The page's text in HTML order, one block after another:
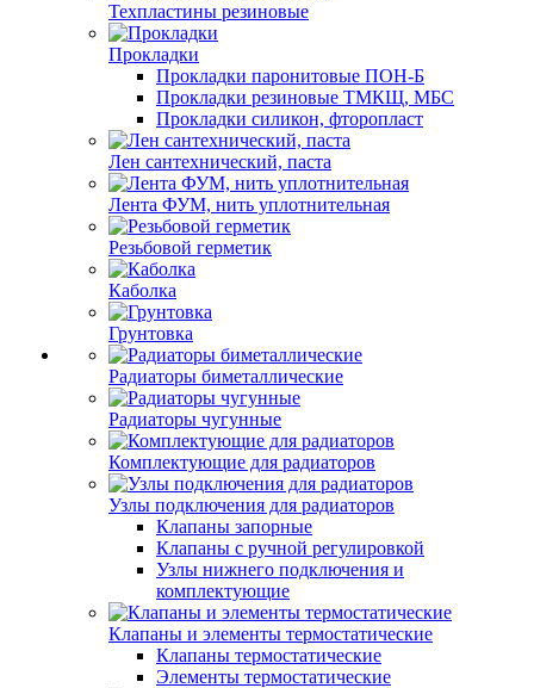
Техпластины резиновые
Прокладки
Прокладки паронитовые ПОН-Б
Прокладки резиновые ТМКЩ, МБС
Прокладки силикон, фторопласт
Лен сантехнический, паста
Лента ФУМ, нить уплотнительная
Резьбовой герметик
Каболка
Грунтовка
Радиаторы биметаллические
Радиаторы чугунные
Комплектующие для радиаторов
Узлы подключения для радиаторов
Клапаны запорные
Клапаны с ручной регулировкой
Узлы нижнего подключения и
комплектующие
Клапаны и элементы термостатические
Клапаны термостатические
Элементы термостатические